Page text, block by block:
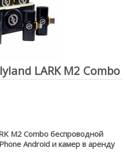
LARK M2 Combo
M2 Combo беспроводной
Android и камер в аренду